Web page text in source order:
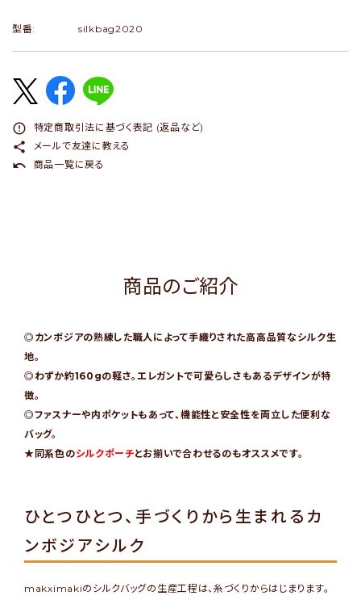
- プライバシーポリシー
- 会員登録・メルマガ登録
- 運営会社
- お問い合わせ
型番: silkbag2020
error_outline 特定商取引法に基づく表記 (返品など)
share メールで友達に教える
undo 商品一覧に戻る
商品のご紹介
◎カンボジアの熟練した職人によって手織りされた高高品質なシルク生
地。
◎わずか約160gの軽さ。エレガントで可愛らしさもあるデザインが特
徴。
◎ファスナーや内ポケットもあって、機能性と安全性を両立した便利な
バッグ。
★同系色のシルクポーチとお揃いで合わせるのもオススメです。
ひとつひとつ、手づくりから生まれるカ
ンボジアシルク
makximakiのシルクバッグの生産工程は、糸づくりからはじまります。